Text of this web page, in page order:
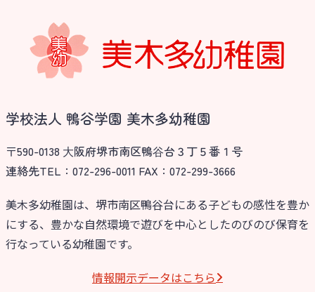
学校法人 鴨谷学園 美木多幼稚園
〒590-0138 ⼤阪府堺市南区鴨⾕台３丁５番１号
連絡先TEL：072-296-0011 FAX：072-299-3666
美木多幼稚園は、堺市南区鴨谷台にある子どもの感性を豊か
にする、豊かな自然環境で遊びを中心としたのびのび保育を
行なっている幼稚園です。
情報開⽰データはこちら